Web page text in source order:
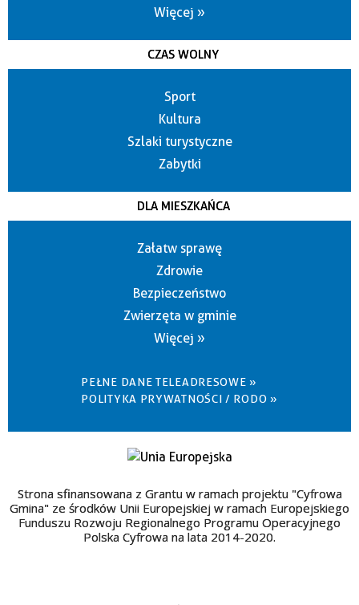
Więcej »
CZAS WOLNY
Sport
Kultura
Szlaki turystyczne
Zabytki
DLA MIESZKAŃCA
Załatw sprawę
Zdrowie
Bezpieczeństwo
Zwierzęta w gminie
Więcej »
PEŁNE DANE TELEADRESOWE »
POLITYKA PRYWATNOŚCI / RODO »
Strona sfinansowana z Grantu w ramach projektu "Cyfrowa
Gmina" ze środków Unii Europejskiej w ramach Europejskiego
Funduszu Rozwoju Regionalnego Programu Operacyjnego
Polska Cyfrowa na lata 2014-2020.